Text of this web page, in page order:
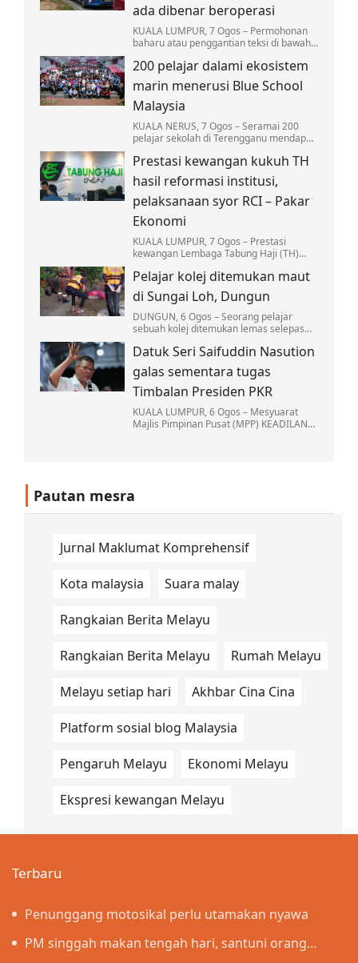
ada dibenar beroperasi
KUALA LUMPUR, 7 Ogos – Permohonan
baharu atau penggantian teksi di bawah
Nasional adalah bersifat sukarela dan
terhad kepada…
200 pelajar dalami ekosistem
marin menerusi Blue School
Malaysia
KUALA NERUS, 7 Ogos – Seramai 200
pelajar sekolah di Terengganu mendapat
ekosistem marin…
Prestasi kewangan kukuh TH
hasil reformasi institusi,
pelaksanaan syor RCI – Pakar
Ekonomi
KUALA LUMPUR, 7 Ogos – Prestasi
kewangan Lembaga Tabung Haji (TH)
daripada reformasi institusi berkenaan
yang telah…
Pelajar kolej ditemukan maut
di Sungai Loh, Dungun
DUNGUN, 6 Ogos – Seorang pelajar
sebuah kolej ditemukan lemas selepas
Sungai Loh, Kampung Jongok Batu, Hulu
Dungun…
Datuk Seri Saifuddin Nasution
galas sementara tugas
Timbalan Presiden PKR
KUALA LUMPUR, 6 Ogos – Mesyuarat
Majlis Pimpinan Pusat (MPP) KEADILAN
Pautan mesra
Jurnal Maklumat Komprehensif
Kota malaysia Suara malay
Rangkaian Berita Melayu
Rangkaian Berita Melayu Rumah Melayu
Melayu setiap hari Akhbar Cina Cina
Platform sosial blog Malaysia
Pengaruh Melayu Ekonomi Melayu
Ekspresi kewangan Melayu
Terbaru
Penunggang motosikal perlu utamakan nyawa
PM singgah makan tengah hari, santuni orang